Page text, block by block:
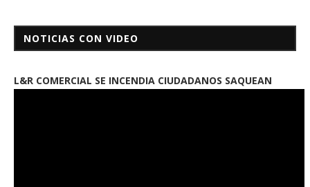
NOTICIAS CON VIDEO
L&R COMERCIAL SE INCENDIA CIUDADANOS SAQUEAN